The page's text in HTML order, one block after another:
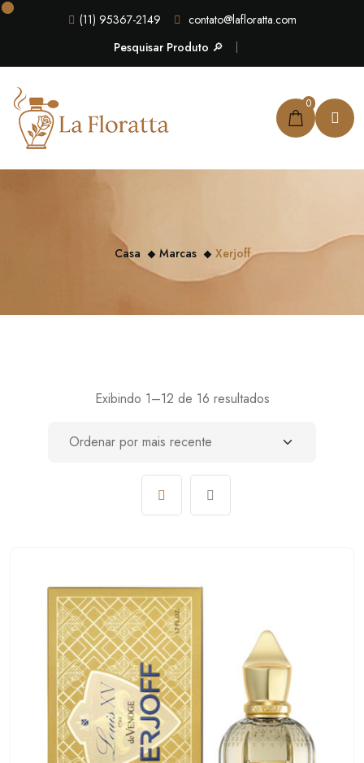
(11) 95367-2149
contato@lafloratta.com
Pesquisar Produto 🔎
0
Casa Marcas Xerjoff
Exibindo 1–12 de 16 resultados